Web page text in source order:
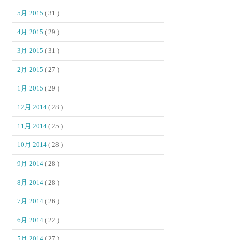
5月 2015( 31 )
4月 2015( 29 )
3月 2015( 31 )
2月 2015( 27 )
1月 2015( 29 )
12月 2014( 28 )
11月 2014( 25 )
10月 2014( 28 )
9月 2014( 28 )
8月 2014( 28 )
7月 2014( 26 )
6月 2014( 22 )